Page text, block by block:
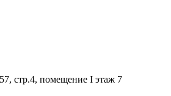
стр.4, помещение I этаж 7